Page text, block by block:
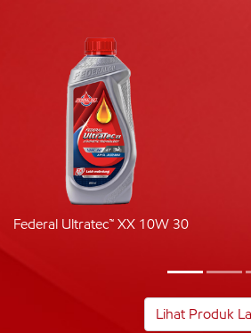
Federal Ultratec™ XX 10W 30
Lihat Produk